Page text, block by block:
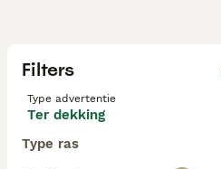
Filters
Type advertentie
Ter dekking
Type ras